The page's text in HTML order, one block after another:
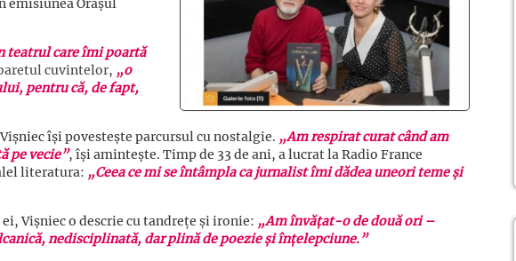
emisiunea Orașul
teatrul care îmi poartă
cuvintelor, „o
pentru că, de fapt,
își povestește parcursul cu nostalgie. „Am respirat curat când am
pe vecie”, își amintește. Timp de 33 de ani, a lucrat la Radio France
literatura: „Ceea ce mi se întâmpla ca jurnalist îmi dădea uneori teme și
Vișniec o descrie cu tandrețe și ironie: „Am învățat-o de două ori –
nedisciplinată, dar plină de poezie și înțelepciune.”